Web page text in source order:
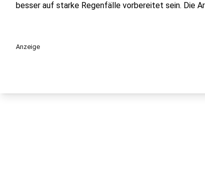
besser auf starke Regenfälle vorbereitet sein. Die
Anzeige